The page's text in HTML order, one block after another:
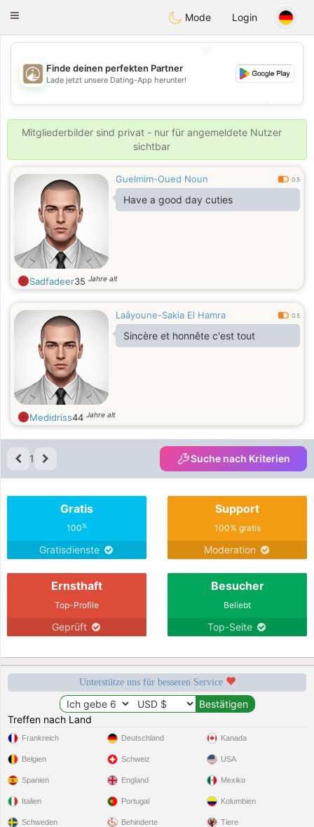
ahebik
Toggle
Mode Login
💖
💕
💕
Finde deinen perfekten Partner
Lade jetzt unsere Dating-App herunter!
Mitgliederbilder sind privat - nur für angemeldete Nutzer
sichtbar
Guelmim-Oued Noun 0.5
Have a good day cuties
Sadfadeer35 Jahre alt
Laâyoune-Sakia El Hamra 0.5
Sincère et honnête c'est tout
Medidriss44 Jahre alt
1 Suche nach Kriterien
Gratis
100%
Gratisdienste
Support
100% gratis
Moderation
Ernsthaft
Top-Profile
Geprüft
Besucher
Beliebt
Top-Seite
Unterstütze uns für besseren Service
Treffen nach Land
Frankreich
Belgien
Spanien
Italien
Schweden
Deutschland
Schweiz
England
Portugal
Behinderte
Kanada
USA
Mexiko
Kolumbien
Tiere